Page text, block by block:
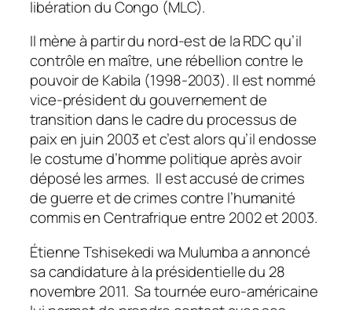
libération du Congo (MLC).
Il mène à partir du nord-est de la RDC qu’il
contrôle en maître, une rébellion contre le
pouvoir de Kabila (1998-2003). Il est nommé
vice-président du gouvernement de
transition dans le cadre du processus de
paix en juin 2003 et c’est alors qu’il endosse
le costume d’homme politique après avoir
déposé les armes. Il est accusé de crimes
de guerre et de crimes contre l’humanité
commis en Centrafrique entre 2002 et 2003.
Étienne Tshisekedi wa Mulumba a annoncé
sa candidature à la présidentielle du 28
novembre 2011. Sa tournée euro-américaine